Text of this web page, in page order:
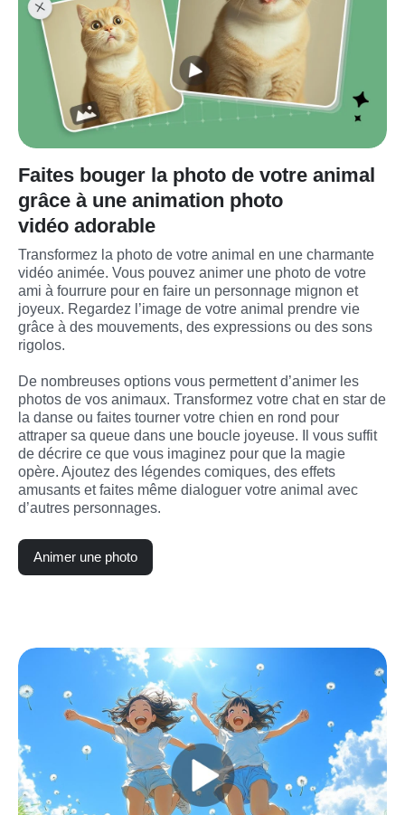
Faites bouger la photo de votre animal
grâce à une animation photo
vidéo adorable
Transformez la photo de votre animal en une charmante
vidéo animée. Vous pouvez animer une photo de votre
ami à fourrure pour en faire un personnage mignon et
joyeux. Regardez l’image de votre animal prendre vie
grâce à des mouvements, des expressions ou des sons
rigolos.
De nombreuses options vous permettent d’animer les
photos de vos animaux. Transformez votre chat en star de
la danse ou faites tourner votre chien en rond pour
attraper sa queue dans une boucle joyeuse. Il vous suffit
de décrire ce que vous imaginez pour que la magie
opère. Ajoutez des légendes comiques, des effets
amusants et faites même dialoguer votre animal avec
d’autres personnages.
Animer une photo